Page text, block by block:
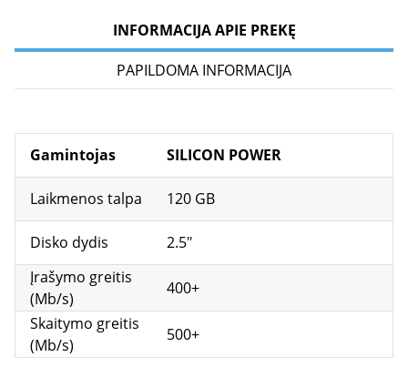
INFORMACIJA APIE PREKĘ
PAPILDOMA INFORMACIJA
Gamintojas SILICON POWER
Laikmenos talpa 120 GB
Disko dydis
2.5"
Įrašymo greitis
(Mb/s)
400+
Skaitymo greitis
(Mb/s)
500+